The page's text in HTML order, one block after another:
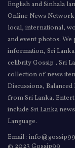
English and Sinhala
Online News
local, international,
and event photos. We
information, Sri Lanka
celibrity Gossip , Sri
collection of news
Discussions,
from Sri Lanka,
include Sri Lanka
Language.
Email :